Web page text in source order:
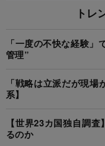
トレ
「一度の不快な経験
管理”
「戦略は立派だが現
系】
【世界23カ国独自調
るのか